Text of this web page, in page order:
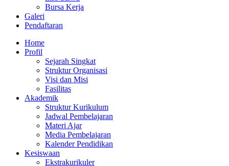
Bursa Kerja
Galeri
Pendaftaran
Home
Profil
Sejarah Singkat
Struktur Organisasi
Visi dan Misi
Fasilitas
Akademik
Struktur Kurikulum
Jadwal Pembelajaran
Materi Ajar
Media Pembelajaran
Kalender Pendidikan
Kesiswaan
Ekstrakurikuler